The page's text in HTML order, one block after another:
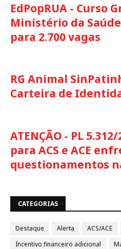
EdPopRUA - Curso
Ministério da
para 2.700 vagas
RG Animal
Carteira de
ATENÇÃO - PL
para ACS e ACE
questionamentos
CATEGORIAS
Destaque Alerta ACS/ACE
Incentivo financeiro adicional